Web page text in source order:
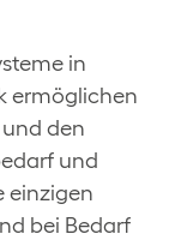
in
ermöglichen
den
und
einzigen
bei Bedarf